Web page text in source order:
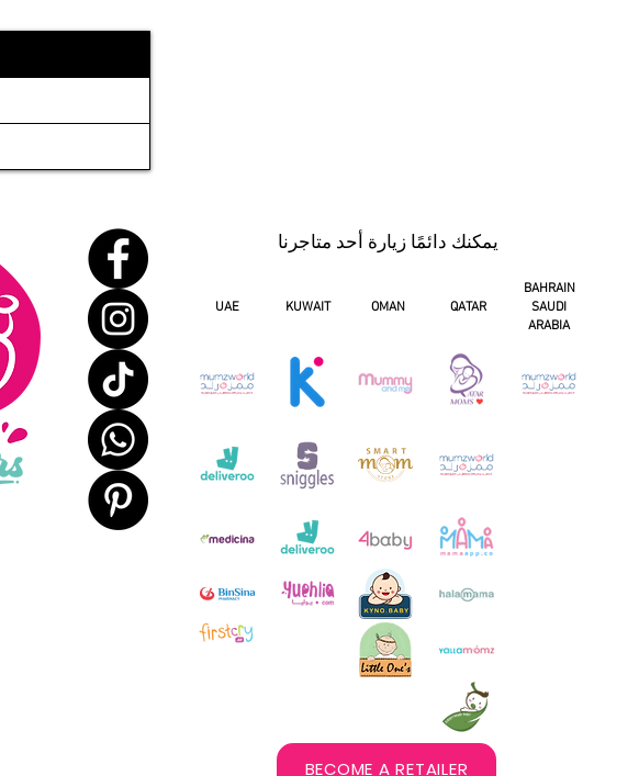
يمكنك دائمًا زيارة أحد متاجرنا
UAE KUWAIT OMAN QATAR
BAHRAIN
SAUDI
ARABIA
BECOME A RETAILER